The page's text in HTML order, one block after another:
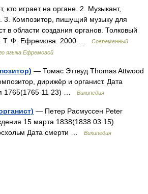
кто играет на органе. 2. Музыкант,
3. Композитор, пишущий музыку для
в области создания органов. Толковый
Т. Ф. Ефремова. 2000 …
Современный
языка Ефремовой
— Томас Эттвуд Thomas Attwood
дирижёр и органист. Дата
1765(1765 11 23) …
Википедия
— Петер Расмуссен Peter
15 марта 1838(1838 03 15)
Дата смерти …
Википедия